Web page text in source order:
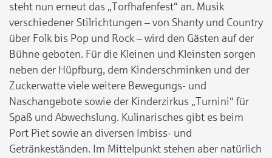
steht nun erneut das „Torfhafenfest“ an. Musik
verschiedener Stilrichtungen – von Shanty und Country
über Folk bis Pop und Rock – wird den Gästen auf der
Bühne geboten. Für die Kleinen und Kleinsten sorgen
neben der Hüpfburg, dem Kinderschminken und der
Zuckerwatte viele weitere Bewegungs- und
Naschangebote sowie der Kinderzirkus „Turnini“ für
Spaß und Abwechslung. Kulinarisches gibt es beim
Port Piet sowie an diversen Imbiss- und
Getränkeständen. Im Mittelpunkt stehen aber natürlich